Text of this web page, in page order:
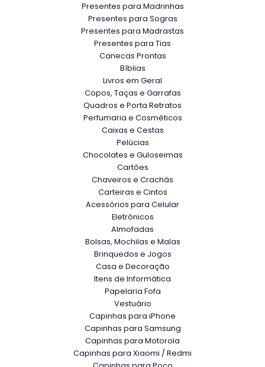
Presentes para Madrinhas
Presentes para Sogras
Presentes para Madrastas
Presentes para Tias
Canecas Prontas
Bíblias
Livros em Geral
Copos, Taças e Garrafas
Quadros e Porta Retratos
Perfumaria e Cosméticos
Caixas e Cestas
Pelúcias
Chocolates e Guloseimas
Cartões
Chaveiros e Crachás
Carteiras e Cintos
Acessórios para Celular
Eletrônicos
Almofadas
Bolsas, Mochilas e Malas
Brinquedos e Jogos
Casa e Decoração
Itens de Informática
Papelaria Fofa
Vestuário
Capinhas para iPhone
Capinhas para Samsung
Capinhas para Motorola
Capinhas para Xiaomi / Redmi